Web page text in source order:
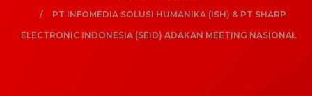
PT INFOMEDIA SOLUSI HUMANIKA (ISH) & PT SHARP
ELECTRONIC INDONESIA (SEID) ADAKAN MEETING NASIONAL